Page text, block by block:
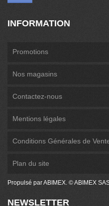
INFORMATION
Promotions
Nos magasins
Contactez-nous
Mentions légales
Conditions Générales de
Plan du site
Propulsé par ABIMEX. © ABIMEX
NEWSLETTER